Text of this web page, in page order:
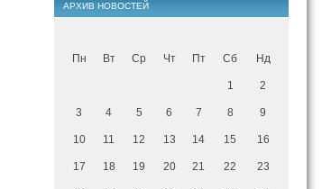
АРХИВ НОВОСТЕЙ
Пн Вт Ср Чт Пт Сб Нд
1 2
3 4 5 6 7 8 9
10 11 12 13 14 15 16
17 18 19 20 21 22 23